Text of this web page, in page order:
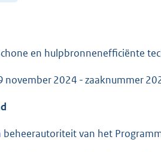
en hulpbronnenefficiënte
november 2024 - zaaknummer
van het